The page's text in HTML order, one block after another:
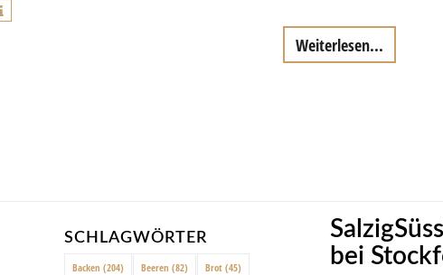
Weiterlesen...
SCHLAGWÖRTER
Backen (204) Beeren (82) Brot (45)
bei